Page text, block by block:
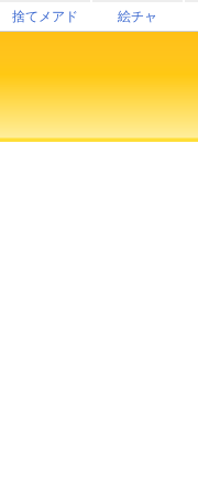
捨てメアド 絵チャ